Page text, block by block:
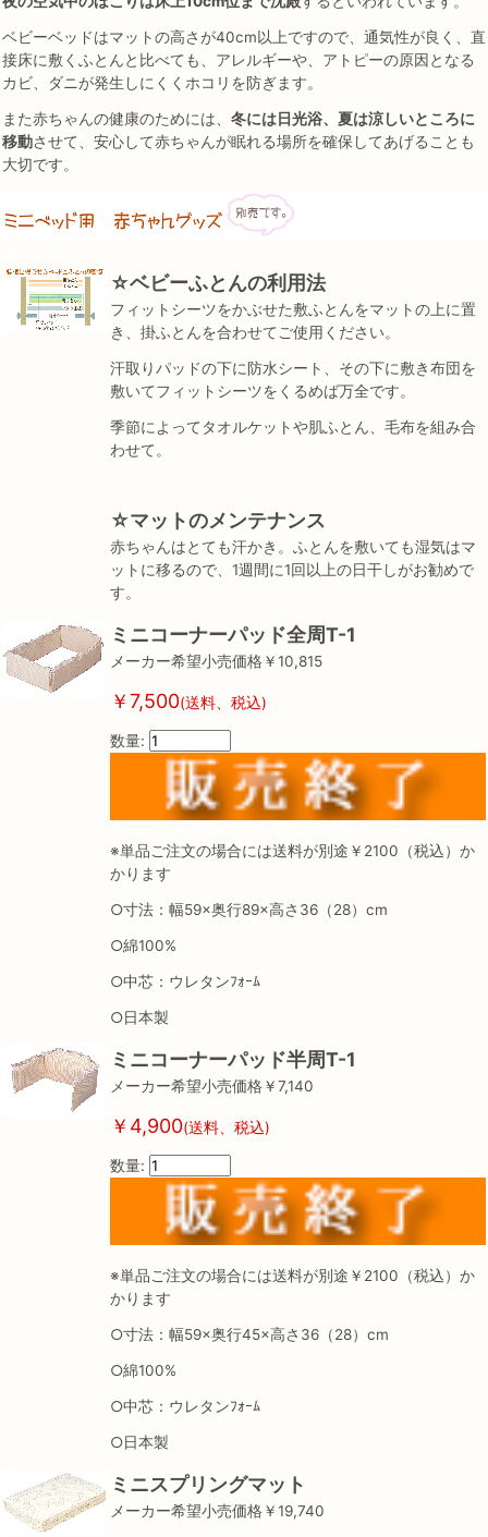
ベビーベッドはマットの高さが40cm以上ですので、通気性が良く、直
接床に敷くふとんと比べても、アレルギーや、アトピーの原因となる
カビ、ダニが発生しにくくホコリを防ぎます。
また赤ちゃんの健康のためには、 冬には日光浴、夏は涼しいところに
移動させて、安心して赤ちゃんが眠れる場所を確保してあげることも
大切です。
☆ベビーふとんの利用法
フィットシーツをかぶせた敷ふとんをマットの上に置
き、掛ふとんを合わせてご使用ください。
汗取りパッドの下に防水シート、その下に敷き布団を
敷いてフィットシーツをくるめば万全です。
季節によってタオルケットや肌ふとん、毛布を組み合
わせて。
☆マットのメンテナンス
赤ちゃんはとても汗かき。ふとんを敷いても湿気はマ
ットに移るので、1週間に1回以上の日干しがお勧めで
す。
ミニコーナーパッド全周T-1
メーカー希望小売価格￥10,815
￥7,500(送料、税込)
数量:
※単品ご注文の場合には送料が別途￥2100（税込）か
かります
○寸法：幅59×奥行89×高さ36（28）cm
○綿100%
○中芯：ウレタンﾌｫｰﾑ
○日本製
ミニコーナーパッド半周T-1
メーカー希望小売価格￥7,140
￥4,900(送料、税込)
数量:
※単品ご注文の場合には送料が別途￥2100（税込）か
かります
○寸法：幅59×奥行45×高さ36（28）cm
○綿100%
○中芯：ウレタンﾌｫｰﾑ
○日本製
ミニスプリングマット
メーカー希望小売価格￥19,740